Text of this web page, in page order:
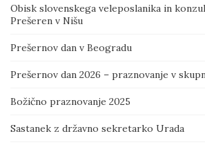
Obisk slovenskega veleposlanika in
Prešeren v Nišu
Prešernov dan v Beogradu
Prešernov dan 2026 – praznovanje v
Božično praznovanje 2025
Sastanek z državno sekretarko Urada